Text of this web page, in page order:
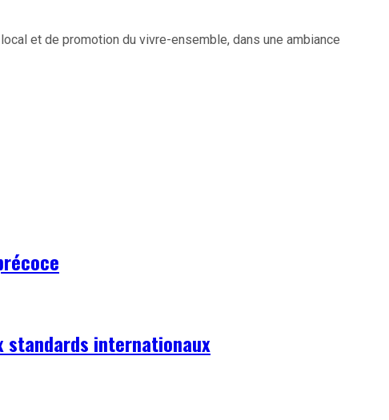
et de promotion du vivre-ensemble, dans une ambiance
standards internationaux